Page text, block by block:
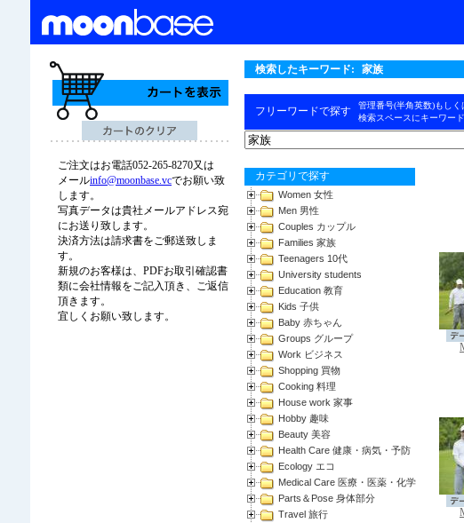
ご注文はお電話052-265-8270又は
メールinfo@moonbase.vcでお願い致
します。
写真データは貴社メールアドレス宛
にお送り致します。
決済方法は請求書をご郵送致しま
す。
新規のお客様は、PDFお取引確認書
類に会社情報をご記入頂き、ご返信
頂きます。
宜しくお願い致します。
検索したキーワード: 家族
フリーワードで探す
管理番号(半角英数)もし
検索スペースにキーワー
カテゴリで探す
Women 女性
Men 男性
Couples カップル
Families 家族
Teenagers 10代
University students
Education 教育
Kids 子供
Baby 赤ちゃん
Groups グループ
Work ビジネス
Shopping 買物
Cooking 料理
House work 家事
Hobby 趣味
Beauty 美容
Health Care 健康・病気・予防
Ecology エコ
Medical Care 医療・医薬・化学
Parts＆Pose 身体部分
Travel 旅行